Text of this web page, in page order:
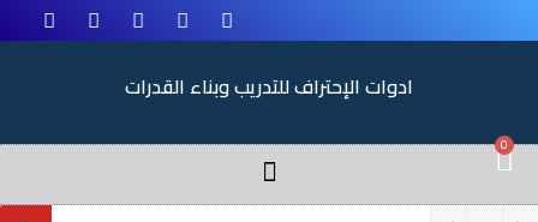
ادوات الإحتراف للتدريب وبناء القدرات
0